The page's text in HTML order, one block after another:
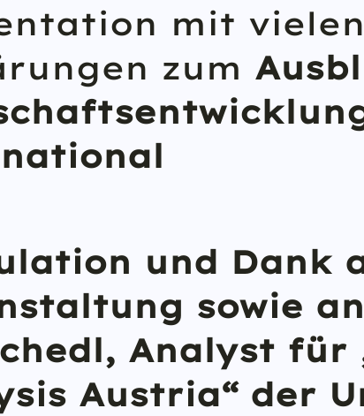
mit
zum
und Dank
sowie
Analyst für
Austria“ der